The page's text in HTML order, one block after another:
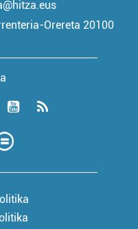
Orereta 20100